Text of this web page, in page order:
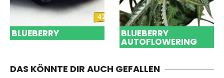
BLUEBERRY BLUEBERRY
AUTOFLOWERING
DAS KÖNNTE DIR AUCH GEFALLEN